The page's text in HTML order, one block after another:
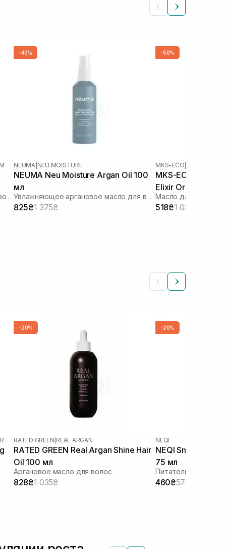
Несмываемое защитное масло для восстановления всех типов волос
-40%
NEUMA NEU MOISTURE
NEUMA Neu Moisture Argan Oil 100
мл
Увлажняющее аргановое масло для волос
825₴1 375₴
-50%
MKS-ECO
MKS-ECO Oil
Elixir Original
Масло для тонких
518₴1 035₴
-20%
RATED GREEN REAL ARGAN
RATED GREEN Real Argan Shine Hair
Oil 100 мл
Аргановое масло для волос
828₴1 035₴
-20%
NEQI
NEQI Smooth
75 мл
Питательное
460₴575₴